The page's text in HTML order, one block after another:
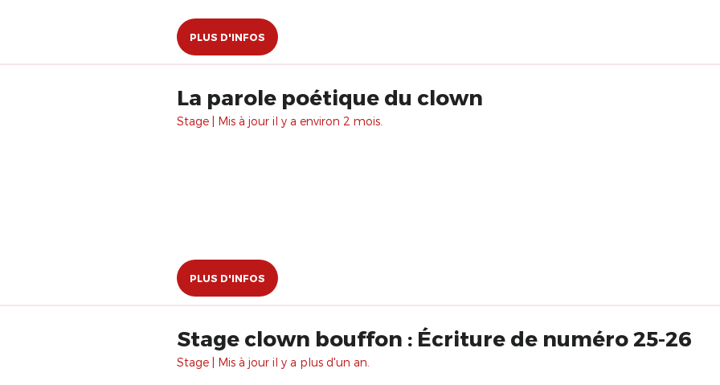
PLUS D'INFOS
La parole poétique du clown
Stage | Mis à jour il y a environ 2 mois.
PLUS D'INFOS
Stage clown bouffon : Écriture de numéro 25-26
Stage | Mis à jour il y a plus d'un an.